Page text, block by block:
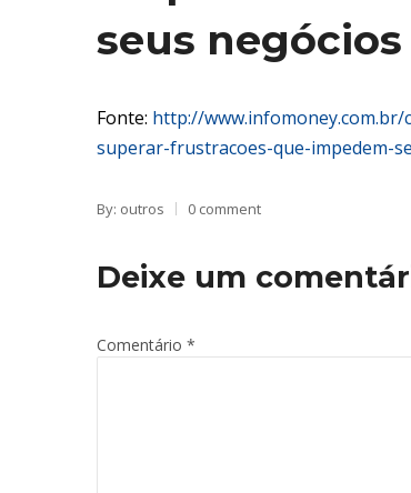
seus negócios
Fonte: http://
superar-frustracoes-que-impedem-
By: outros 0 comment
Deixe um
Comentário *